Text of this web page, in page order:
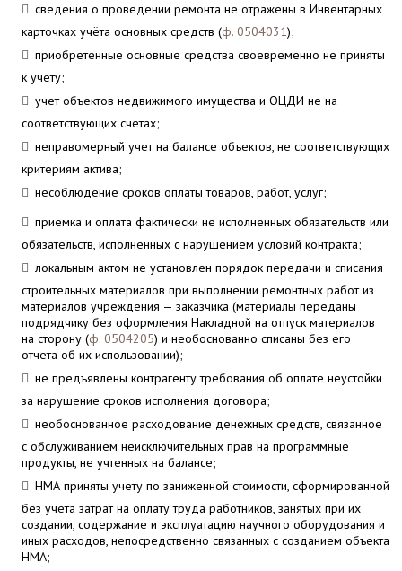
сведения о проведении ремонта не отражены в Инвентарных
карточках учёта основных средств (ф. 0504031);
приобретенные основные средства своевременно не приняты
к учету;
учет объектов недвижимого имущества и ОЦДИ не на
соответствующих счетах;
неправомерный учет на балансе объектов, не соответствующих
критериям актива;
несоблюдение сроков оплаты товаров, работ, услуг;
приемка и оплата фактически не исполненных обязательств или
обязательств, исполненных с нарушением условий контракта;
локальным актом не установлен порядок передачи и списания
строительных материалов при выполнении ремонтных работ из
материалов учреждения — заказчика (материалы переданы
подрядчику без оформления Накладной на отпуск материалов
на сторону (ф. 0504205) и необоснованно списаны без его
отчета об их использовании);
не предъявлены контрагенту требования об оплате неустойки
за нарушение сроков исполнения договора;
необоснованное расходование денежных средств, связанное
с обслуживанием неисключительных прав на программные
продукты, не учтенных на балансе;
НМА приняты учету по заниженной стоимости, сформированной
без учета затрат на оплату труда работников, занятых при их
создании, содержание и эксплуатацию научного оборудования и
иных расходов, непосредственно связанных с созданием объекта
НМА;